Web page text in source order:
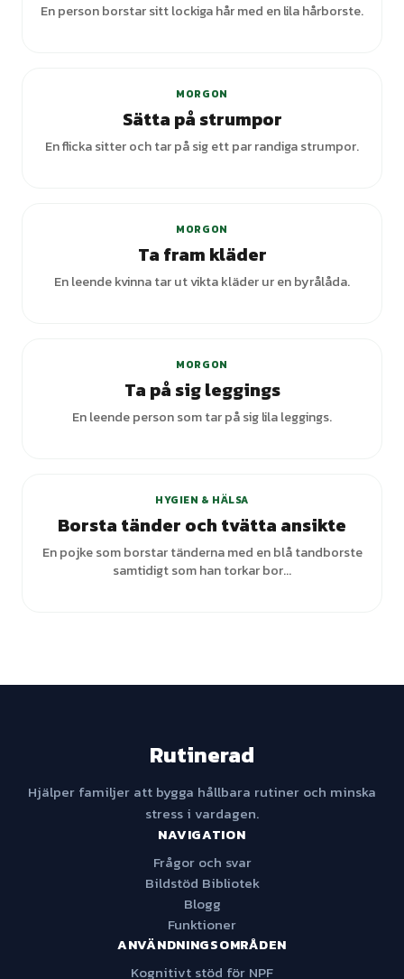
En person borstar sitt lockiga hår med en lila hårborste.
MORGON
Sätta på strumpor
En flicka sitter och tar på sig ett par randiga strumpor.
MORGON
Ta fram kläder
En leende kvinna tar ut vikta kläder ur en byrålåda.
MORGON
Ta på sig leggings
En leende person som tar på sig lila leggings.
HYGIEN & HÄLSA
Borsta tänder och tvätta ansikte
En pojke som borstar tänderna med en blå tandborste
samtidigt som han torkar bor...
Rutinerad
Hjälper familjer att bygga hållbara rutiner och minska
stress i vardagen.
NAVIGATION
Frågor och svar
Bildstöd Bibliotek
Blogg
Funktioner
ANVÄNDNINGSOMRÅDEN
Kognitivt stöd för NPF